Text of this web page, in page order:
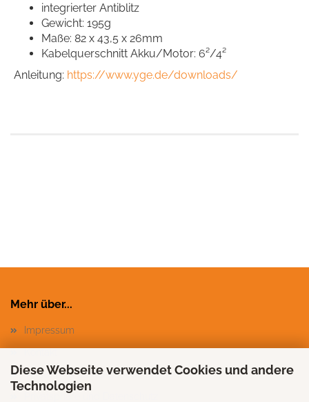
Diese Webseite verwendet Cookies und andere
Technologien
integrierter Antiblitz
Gewicht: 195g
Maße: 82 x 43,5 x 26mm
Kabelquerschnitt Akku/Motor: 6²/4²
Anleitung: https://www.yge.de/downloads/
Mehr über...
Impressum
Versand- & Zahlungsbedingungen
Privatsphäre und Datenschutz